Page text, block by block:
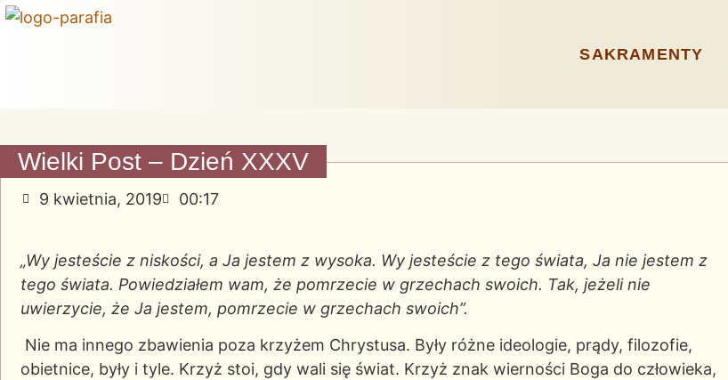
SAKRAMENTY
Wielki Post – Dzień XXXV
9 kwietnia, 2019 00:17
„Wy jesteście z niskości, a Ja jestem z wysoka. Wy jesteście z tego świata, Ja nie jestem z
tego świata. Powiedziałem wam, że pomrzecie w grzechach swoich. Tak, jeżeli nie
uwierzycie, że Ja jestem, pomrzecie w grzechach swoich”.
Nie ma innego zbawienia poza krzyżem Chrystusa. Były różne ideologie, prądy, filozofie,
obietnice, były i tyle. Krzyż stoi, gdy wali się świat. Krzyż znak wierności Boga do człowieka,